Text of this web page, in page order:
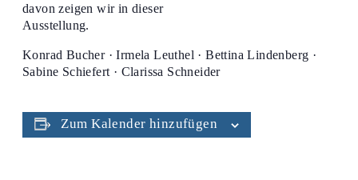
davon zeigen wir in dieser
Ausstellung.
Konrad Bucher · Irmela Leuthel · Bettina Lindenberg ·
Sabine Schiefert · Clarissa Schneider
Zum Kalender hinzufügen